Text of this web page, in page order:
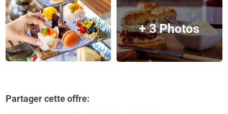
+ 3 Photos
Partager cette offre: